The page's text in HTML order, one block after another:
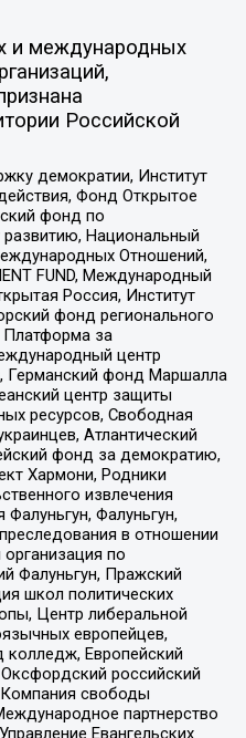
и международных
Российской
демократии, Институт
Фонд Открытое
фонд по
Национальный
Отношений,
FUND, Международный
Россия, Институт
фонд регионального
Платформа за
центр
Германский фонд Маршалла
центр защиты
ресурсов, Свободная
Атлантический
фонд за демократию,
Хармони, Родники
извлечения
Фалуньгун,
в отношении
по
Фалуньгун, Пражский
школ политических
Центр либеральной
европейцев,
Европейский
российский
свободы
партнерство
Евангельских